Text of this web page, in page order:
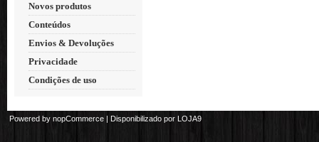
Novos produtos
Conteúdos
Envios & Devoluções
Privacidade
Condições de uso
Powered by nopCommerce | Disponibilizado por LOJA9